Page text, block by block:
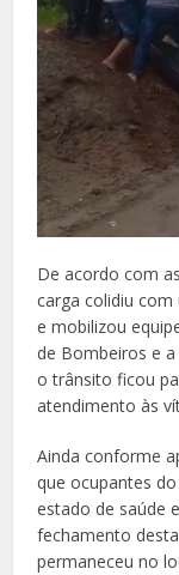
De acordo com
carga colidiu
e mobilizou
de Bombeiros e
o trânsito ficou
atendimento às
Ainda conforme
que ocupantes
estado de saúde
fechamento
permaneceu no